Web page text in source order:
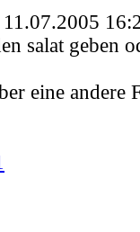
11.07.2005
salat geben
eine andere